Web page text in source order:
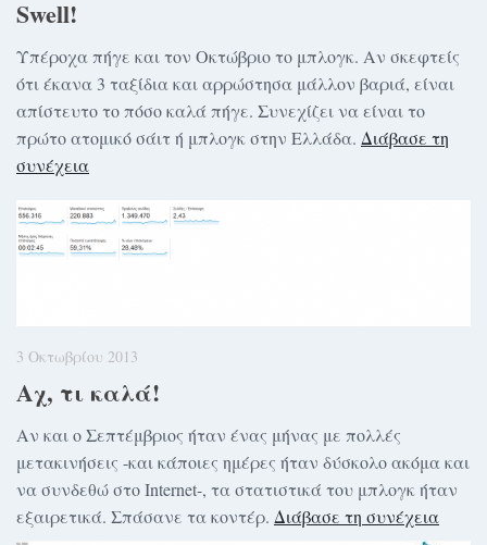
Swell!
Υπέροχα πήγε και τον Οκτώβριο το μπλογκ. Αν σκεφτείς
ότι έκανα 3 ταξίδια και αρρώστησα μάλλον βαριά, είναι
απίστευτο το πόσο καλά πήγε. Συνεχίζει να είναι το
πρώτο ατομικό σάιτ ή μπλογκ στην Ελλάδα. Διάβασε τη
συνέχεια
3 Οκτωβρίου 2013
Αχ, τι καλά!
Αν και ο Σεπτέμβριος ήταν ένας μήνας με πολλές
μετακινήσεις -και κάποιες ημέρες ήταν δύσκολο ακόμα και
να συνδεθώ στο Internet-, τα στατιστικά του μπλογκ ήταν
εξαιρετικά. Σπάσανε τα κοντέρ. Διάβασε τη συνέχεια